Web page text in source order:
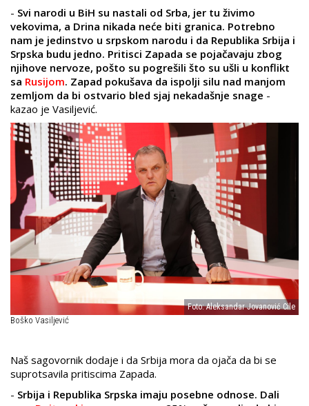
- Svi narodi u BiH su nastali od Srba, jer tu živimo
vekovima, a Drina nikada neće biti granica. Potrebno
nam je jedinstvo u srpskom narodu i da Republika Srbija i
Srpska budu jedno. Pritisci Zapada se pojačavaju zbog
njihove nervoze, pošto su pogrešili što su ušli u konflikt
sa Rusijom. Zapad pokušava da ispolji silu nad manjom
zemljom da bi ostvario bled sjaj nekadašnje snage -
kazao je Vasiljević.
Foto: Aleksandar Jovanović Cile
Boško Vasiljević
Naš sagovornik dodaje i da Srbija mora da ojača da bi se
suprotsavila pritiscima Zapada.
- Srbija i Republika Srpska imaju posebne odnose. Dali